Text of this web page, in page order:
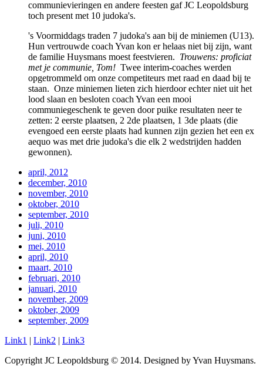
communievieringen en andere feesten gaf JC Leopoldsburg
toch present met 10 judoka's.
's Voormiddags traden 7 judoka's aan bij de miniemen (U13).
Hun vertrouwde coach Yvan kon er helaas niet bij zijn, want
de familie Huysmans moest feestvieren. Trouwens: proficiat
met je communie, Tom! Twee interim-coaches werden
opgetrommeld om onze competiteurs met raad en daad bij te
staan. Onze miniemen lieten zich hierdoor echter niet uit het
lood slaan en besloten coach Yvan een mooi
communiegeschenk te geven door puike resultaten neer te
zetten: 2 eerste plaatsen, 2 2de plaatsen, 1 3de plaats (die
evengoed een eerste plaats had kunnen zijn gezien het een ex
aequo was met drie judoka's die elk 2 wedstrijden hadden
gewonnen).
april, 2012
december, 2010
november, 2010
oktober, 2010
september, 2010
juli, 2010
juni, 2010
mei, 2010
april, 2010
maart, 2010
februari, 2010
januari, 2010
november, 2009
oktober, 2009
september, 2009
Link1 | Link2 | Link3
Copyright JC Leopoldsburg © 2014. Designed by Yvan Huysmans.